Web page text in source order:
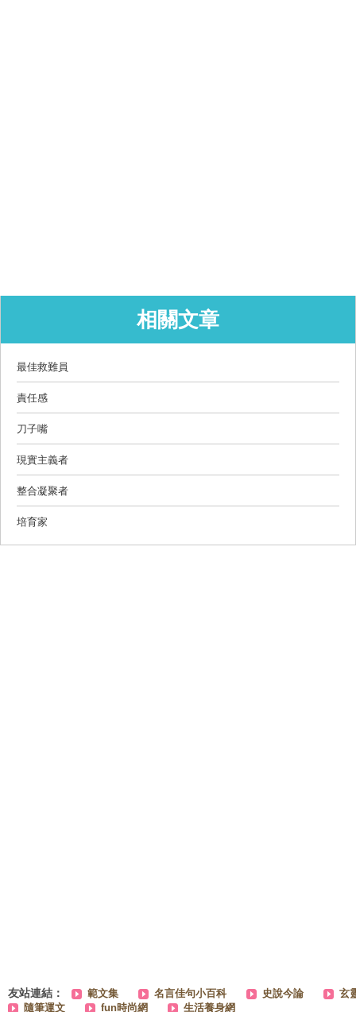
相關文章
最佳救難員
責任感
刀子嘴
現實主義者
整合凝聚者
培育家
友站連結： 範文集 名言佳句小百科 史說今論
玄
隨筆運文
fun時尚網 生活養身網